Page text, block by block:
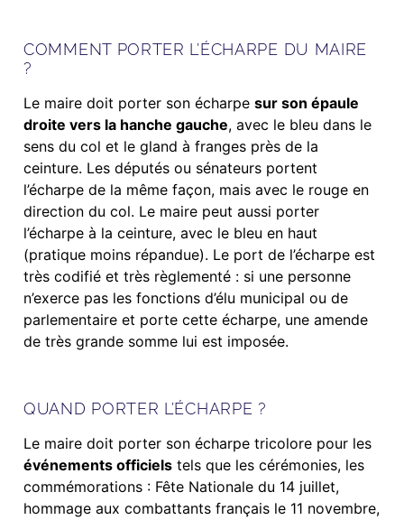
COMMENT PORTER L’ÉCHARPE DU MAIRE
?
Le maire doit porter son écharpe sur son épaule
droite vers la hanche gauche, avec le bleu dans le
sens du col et le gland à franges près de la
ceinture. Les députés ou sénateurs portent
l’écharpe de la même façon, mais avec le rouge en
direction du col. Le maire peut aussi porter
l’écharpe à la ceinture, avec le bleu en haut
(pratique moins répandue). Le port de l’écharpe est
très codifié et très règlementé : si une personne
n’exerce pas les fonctions d’élu municipal ou de
parlementaire et porte cette écharpe, une amende
de très grande somme lui est imposée.
QUAND PORTER L’ÉCHARPE ?
Le maire doit porter son écharpe tricolore pour les
événements officiels tels que les cérémonies, les
commémorations : Fête Nationale du 14 juillet,
hommage aux combattants français le 11 novembre,